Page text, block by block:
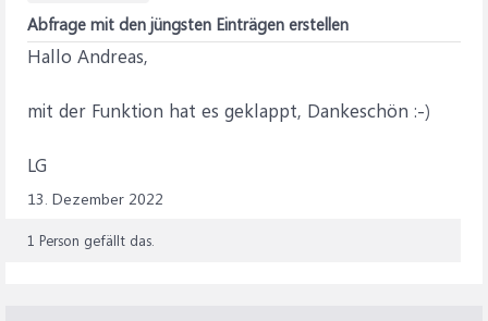
Abfrage mit den jüngsten Einträgen erstellen
Hallo Andreas,
mit der Funktion hat es geklappt, Dankeschön :-)
LG
13. Dezember 2022
1 Person gefällt das.